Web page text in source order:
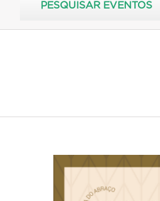
PESQUISAR EVENTOS